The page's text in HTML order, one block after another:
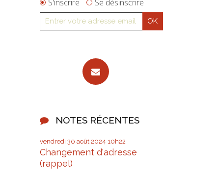
S'inscrire Se désinscrire
NOTES RÉCENTES
vendredi 30 août 2024 10h22
Changement d'adresse
(rappel)